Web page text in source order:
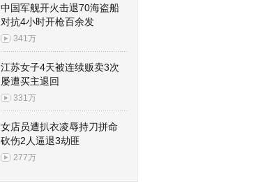
中国军舰开火击退70海盗船
对抗4小时开枪百余发
341万
江苏女子4天被连续贩卖3次
屡遭买主退回
331万
女店员遭扒衣凌辱持刀拼命
砍伤2人逼退3劫匪
277万